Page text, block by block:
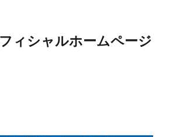
ィシャルホームページ